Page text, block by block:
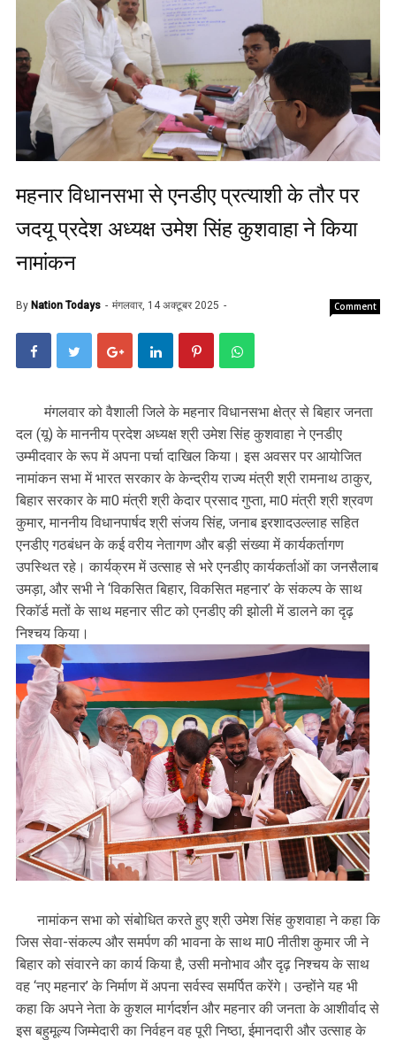
महनार विधानसभा से एनडीए प्रत्याशी के तौर पर
जदयू प्रदेश अध्यक्ष उमेश सिंह कुशवाहा ने किया
नामांकन
By Nation Todays मंगलवार, 14 अक्टूबर 2025 Comment
मंगलवार को वैशाली जिले के महनार विधानसभा क्षेत्र से बिहार जनता
दल (यू) के माननीय प्रदेश अध्यक्ष श्री उमेश सिंह कुशवाहा ने एनडीए
उम्मीदवार के रूप में अपना पर्चा दाखिल किया। इस अवसर पर आयोजित
नामांकन सभा में भारत सरकार के केन्द्रीय राज्य मंत्री श्री रामनाथ ठाकुर,
बिहार सरकार के मा0 मंत्री श्री केदार प्रसाद गुप्ता, मा0 मंत्री श्री श्रवण
कुमार, माननीय विधानपार्षद श्री संजय सिंह, जनाब इरशादउल्लाह सहित
एनडीए गठबंधन के कई वरीय नेतागण और बड़ी संख्या में कार्यकर्तागण
उपस्थित रहे। कार्यक्रम में उत्साह से भरे एनडीए कार्यकर्ताओं का जनसैलाब
उमड़ा, और सभी ने ‘विकसित बिहार, विकसित महनार’ के संकल्प के साथ
रिकाॅर्ड मतों के साथ महनार सीट को एनडीए की झोली में डालने का दृढ़
निश्चय किया।
नामांकन सभा को संबोधित करते हुए श्री उमेश सिंह कुशवाहा ने कहा कि
जिस सेवा-संकल्प और समर्पण की भावना के साथ मा0 नीतीश कुमार जी ने
बिहार को संवारने का कार्य किया है, उसी मनोभाव और दृढ़ निश्चय के साथ
वह ‘नए महनार’ के निर्माण में अपना सर्वस्व समर्पित करेंगे। उन्होंने यह भी
कहा कि अपने नेता के कुशल मार्गदर्शन और महनार की जनता के आशीर्वाद से
इस बहुमूल्य जिम्मेदारी का निर्वहन वह पूरी निष्ठा, ईमानदारी और उत्साह के